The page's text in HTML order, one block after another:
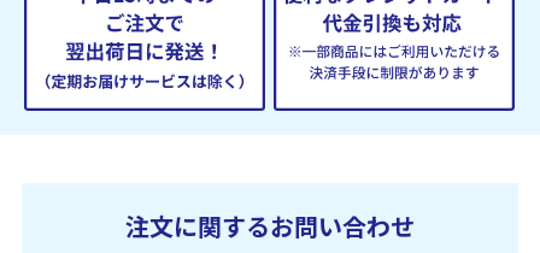
注文に関するお問い合わせ